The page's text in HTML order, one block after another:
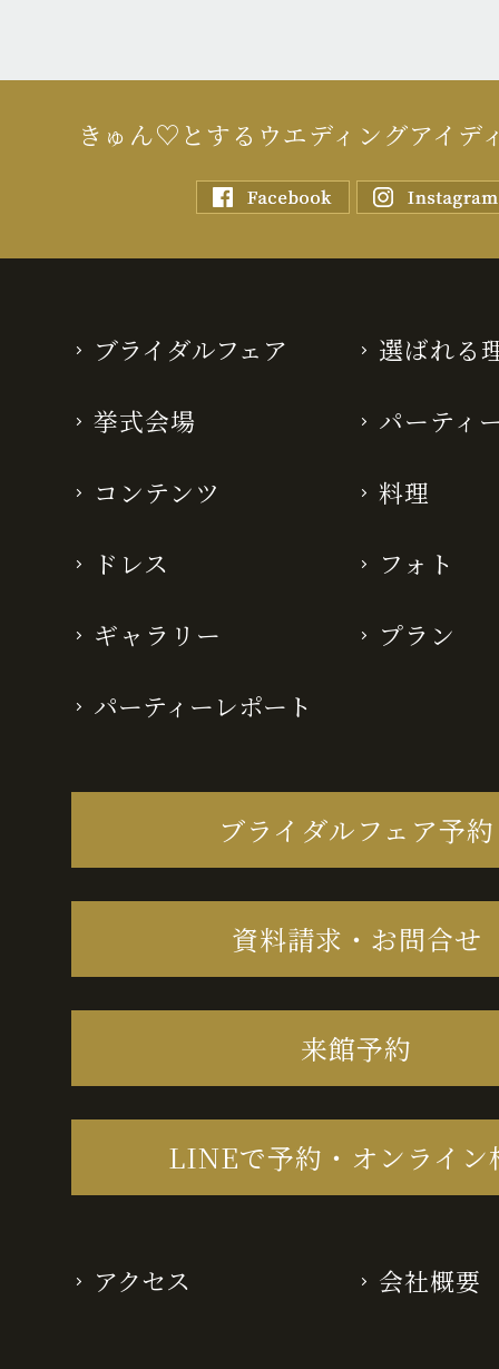
きゅん♡とするウエディングアイデ
ブライダルフェア 選ばれる
挙式会場 パーティ
コンテンツ 料理
ドレス フォト
ギャラリー プラン
パーティーレポート
ブライダルフェア予約
資料請求・お問合せ
来館予約
LINEで予約・オンライン
アクセス 会社概要